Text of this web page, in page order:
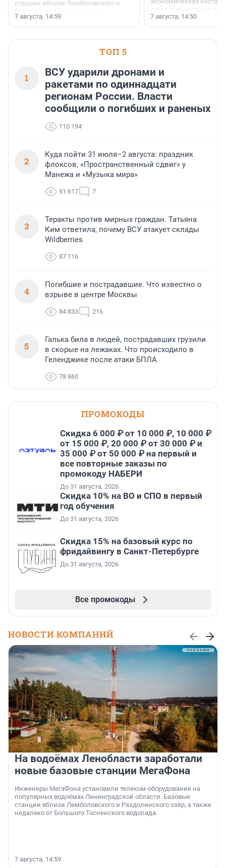
станции вблизи Лемболовского и
недалеко от Большого Тосненского
водопада.
7 августа, 14:59
отсутствие ухода за
сделали своё дело.
7 августа, 14:50
ТОП 5
1
ВСУ ударили дронами и
ракетами по одиннадцати
регионам России. Власти
сообщили о погибших и раненых
110 194
2
Куда пойти 31 июля–2 августа: праздник
флоксов, «Пространственный сдвиг» у
Манежа и «Музыка мира»
91 617 7
3
Теракты против мирных граждан. Татьяна
Ким ответила, почему ВСУ атакует склады
Wildberries
87 116
4
Погибшие и пострадавшие. Что известно о
взрыве в центре Москвы
84 833 216
5
Галька била в людей, пострадавших грузили
в скорые на лежаках. Что происходило в
Геленджике после атаки БПЛА
78 860
ПРОМОКОДЫ
Скидка 6 000 ₽ от 10 000 ₽, 10 000 ₽
от 15 000 ₽, 20 000 ₽ от 30 000 ₽ и
35 000 ₽ от 50 000 ₽ на первый и
все повторные заказы по
промокоду НАБЕРИ
До 31 августа, 2026
Скидка 10% на ВО и СПО в первый
год обучения
До 31 августа, 2026
Скидка 15% на базовый курс по
фридайвингу в Санкт-Петербурге
До 31 августа, 2026
Все промокоды
НОВОСТИ КОМПАНИЙ
На водоёмах Ленобласти заработали
новые базовые станции МегаФона
Инженеры МегаФона установили телеком-оборудование на
популярных водоёмах Ленинградской области. Базовые
станции вблизи Лемболовского и Раздолинского озёр, а также
недалеко от Большого Тосненского водопада.
7 августа, 14:59